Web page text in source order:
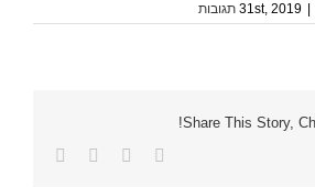
Share This Story,
Facebook
Twitter
LinkedIn